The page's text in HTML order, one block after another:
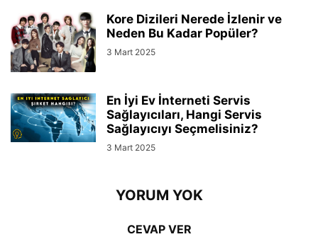
Kore Dizileri Nerede İzlenir ve
Neden Bu Kadar Popüler?
3 Mart 2025
En İyi Ev İnterneti Servis
Sağlayıcıları, Hangi Servis
Sağlayıcıyı Seçmelisiniz?
3 Mart 2025
YORUM YOK
CEVAP VER